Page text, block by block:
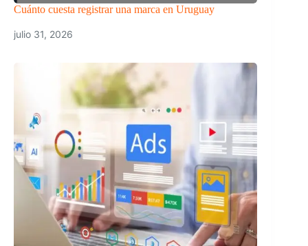
Cuánto cuesta registrar una marca en Uruguay
julio 31, 2026